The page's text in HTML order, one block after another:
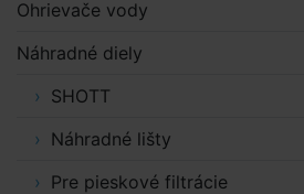
Ohrievače vody
Náhradné diely
SHOTT
Náhradné lišty
Pre pieskové filtrácie